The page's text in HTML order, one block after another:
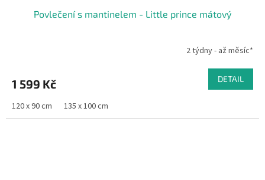
Povlečení s mantinelem - Little prince mátový
2 týdny - až měsíc*
1 599 Kč DETAIL
120 x 90 cm 135 x 100 cm